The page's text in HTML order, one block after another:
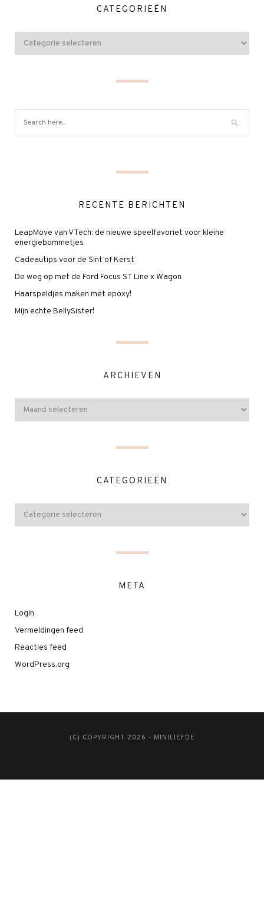
CATEGORIEËN
RECENTE BERICHTEN
LeapMove van VTech: de nieuwe speelfavoriet voor kleine
energiebommetjes
Cadeautips voor de Sint of Kerst
De weg op met de Ford Focus ST Line x Wagon
Haarspeldjes maken met epoxy!
Mijn echte BellySister!
ARCHIEVEN
CATEGORIEËN
META
Login
Vermeldingen feed
Reacties feed
WordPress.org
(C) COPYRIGHT 2026 - MINILIEFDE